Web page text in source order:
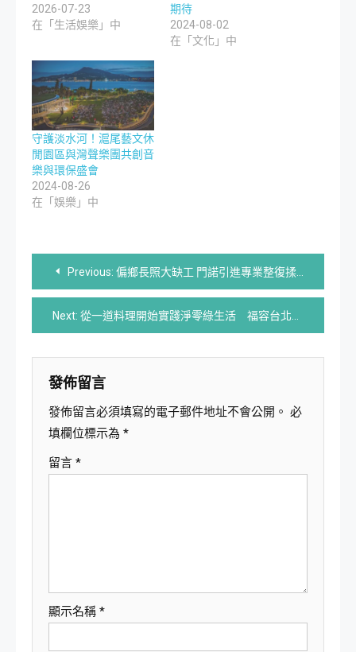
2026-07-23
在「生活娛樂」中
期待
2024-08-02
在「文化」中
守護淡水河！滬尾藝文休
閒園區與灣聲樂團共創音
樂與環保盛會
2024-08-26
在「娛樂」中
文
章
導
覽
Previous: 偏鄉長照大缺工 門諾引進專業整復揉開照顧者勞損
Next: 從一道料理開始實踐淨零綠生活 福容台北二館攜手新北環保局推廣綠食飯桌
發佈留言
發佈留言必須填寫的電子郵件地址不會公開。 必
填欄位標示為 *
留言 *
顯示名稱 *